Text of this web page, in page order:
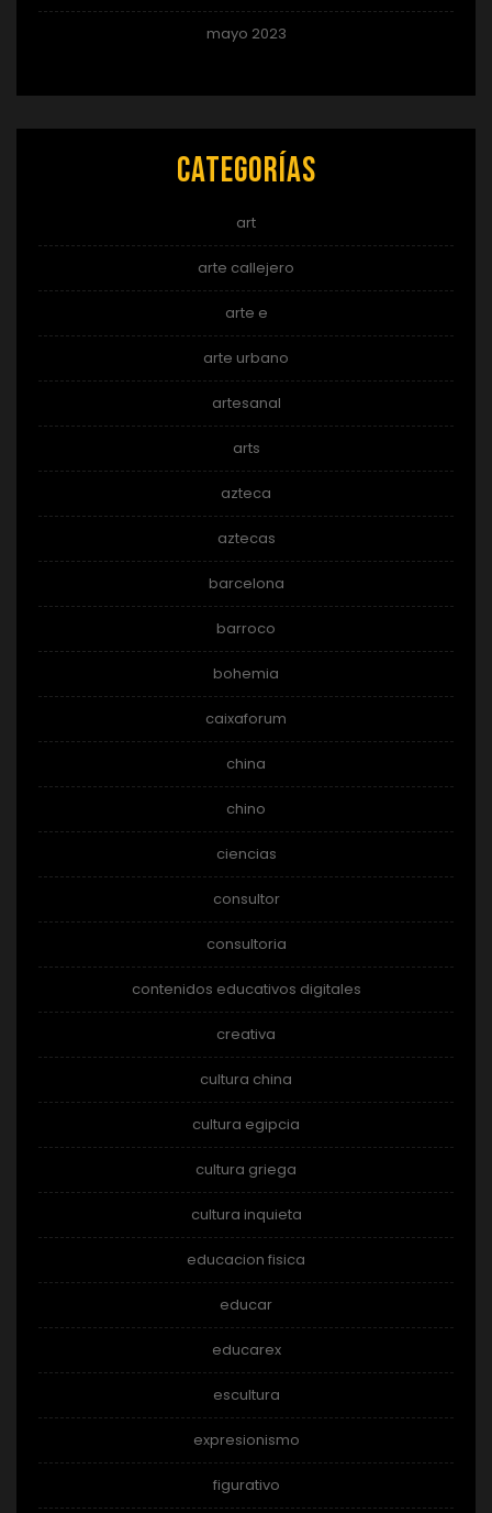
mayo 2023
Categorías
art
arte callejero
arte e
arte urbano
artesanal
arts
azteca
aztecas
barcelona
barroco
bohemia
caixaforum
china
chino
ciencias
consultor
consultoria
contenidos educativos digitales
creativa
cultura china
cultura egipcia
cultura griega
cultura inquieta
educacion fisica
educar
educarex
escultura
expresionismo
figurativo